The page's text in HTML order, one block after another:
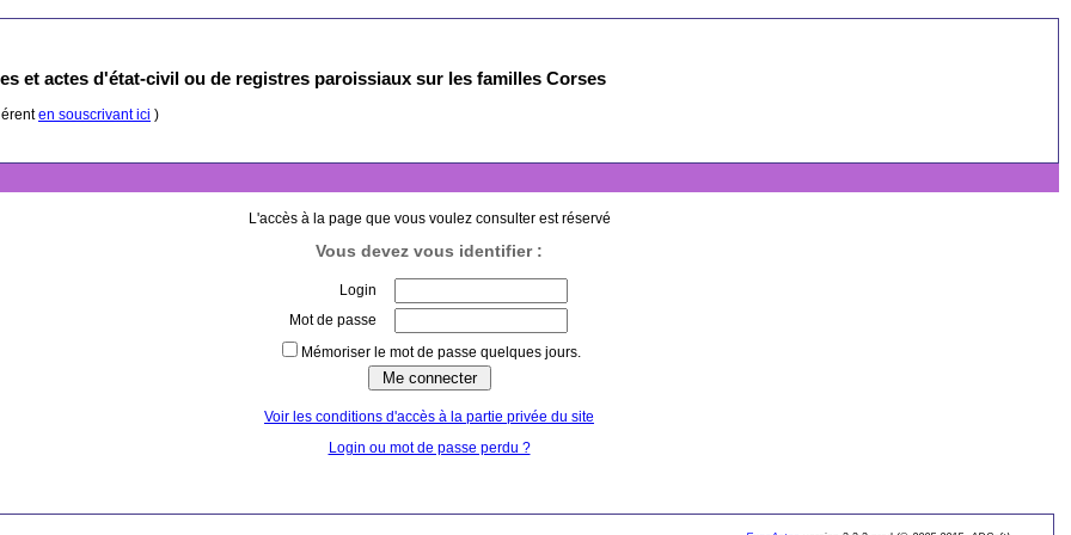
et actes d'état-civil ou de registres paroissiaux sur les familles Corses
en souscrivant ici )
L'accès à la page que vous voulez consulter est réservé
Vous devez vous identifier :
Login
Mot de passe
Mémoriser le mot de passe quelques jours.
Voir les conditions d'accès à la partie privée du site
Login ou mot de passe perdu ?